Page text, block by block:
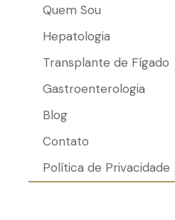
Quem Sou
Hepatologia
Transplante de Fígado
Gastroenterologia
Blog
Contato
Política de Privacidade